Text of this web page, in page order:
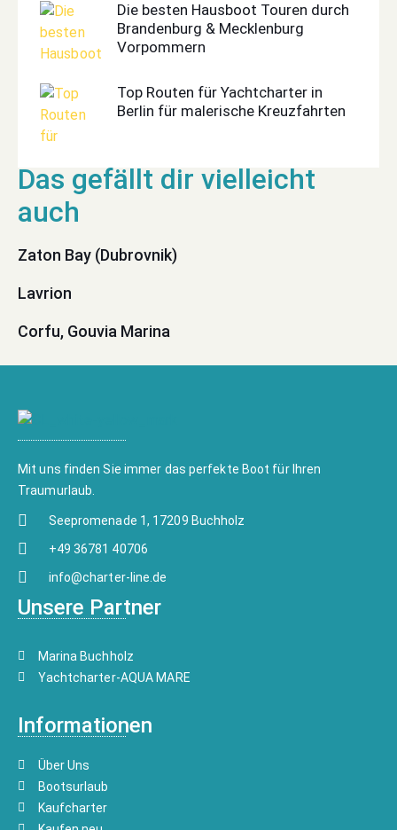
Die besten Hausboot Touren durch
Brandenburg & Mecklenburg
Vorpommern
Top Routen für Yachtcharter in
Berlin für malerische Kreuzfahrten
Zaton Bay (Dubrovnik)
Lavrion
Corfu, Gouvia Marina
Mit uns finden Sie immer das perfekte Boot für Ihren
Traumurlaub.
Seepromenade 1, 17209 Buchholz
+49 36781 40706
info@charter-line.de
Unsere Partner
Marina Buchholz
Yachtcharter-AQUA MARE
Informationen
Über Uns
Bootsurlaub
Kaufcharter